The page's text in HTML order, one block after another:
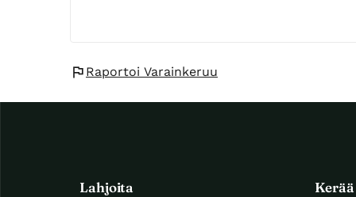
flag Raportoi Varainkeruu
Lahjoita Kerää